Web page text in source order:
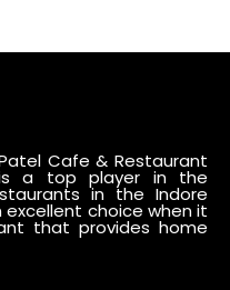
Cafe & Restaurant
is a top player in the
in the Indore
choice when it
that provides home